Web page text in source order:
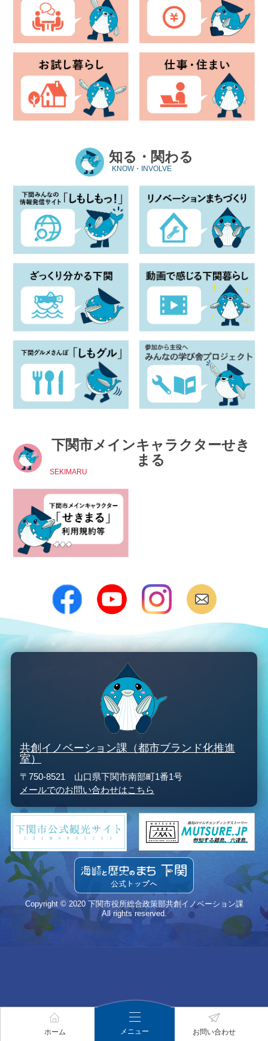
ホーム メニュー お問い合わせ
知る・関わる
KNOW・INVOLVE
下関市メインキャラクターせき
まる
SEKIMARU
共創イノベーション課（都市ブランド化推進
室）
〒750-8521 山口県下関市南部町1番1号
メールでのお問い合わせはこちら
Copyright © 2020 下関市役所総合政策部共創イノベーション課
All rights reserved.